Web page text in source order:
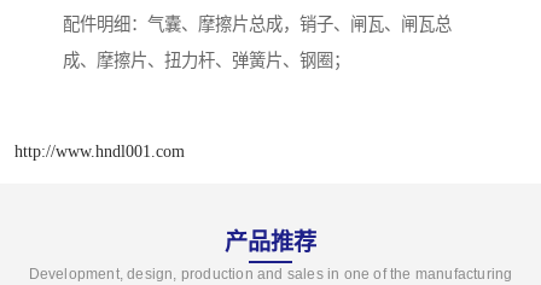
配件明细：气囊、摩擦片总成，销子、闸瓦、闸瓦总
成、摩擦片、扭力杆、弹簧片、钢圈；
http://www.hndl001.com
产品推荐
Development, design, production and sales in one of the manufacturing